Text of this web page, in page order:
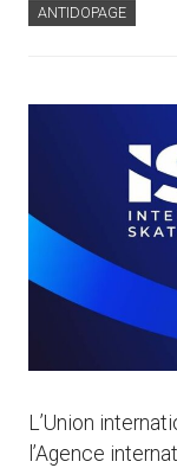
ANTIDOPAGE
L’Union
l’Agence